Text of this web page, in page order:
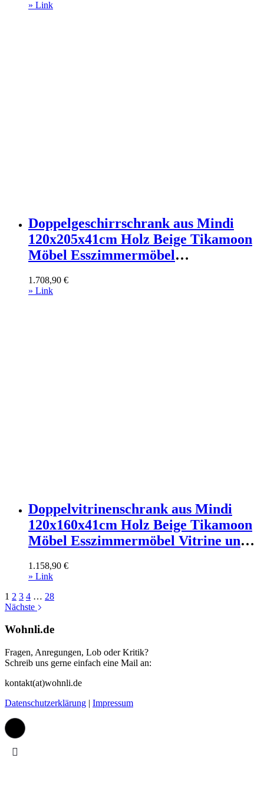
» Link
Doppelgeschirrschrank aus Mindi
120x205x41cm Holz Beige Tikamoon
Möbel Esszimmermöbel
1.708,90 €
» Link
Doppelvitrinenschrank aus Mindi
120x160x41cm Holz Beige Tikamoon
Möbel Esszimmermöbel Vitrine und
1.158,90 €
» Link
1 2 3 4 … 28
Nächste
Wohnli.de
Fragen, Anregungen, Lob oder Kritik?
Schreib uns gerne einfach eine Mail an:
kontakt(at)wohnli.de
Datenschutzerklärung | Impressum